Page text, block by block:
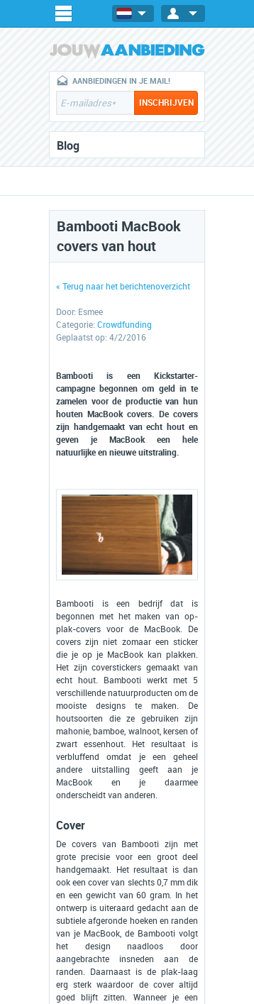
AANBIEDINGEN IN JE MAIL!
Blog
Bambooti MacBook
covers van hout
« Terug naar het berichtenoverzicht
Door: Esmee
Categorie: Crowdfunding
Geplaatst op: 4/2/2016
Bambooti is een Kickstarter-
campagne begonnen om geld in te
zamelen voor de productie van hun
houten MacBook covers. De covers
zijn handgemaakt van echt hout en
geven je MacBook een hele
natuurlijke en nieuwe uitstraling.
Bambooti is een bedrijf dat is
begonnen met het maken van op-
plak-covers voor de MacBook. De
covers zijn niet zomaar een sticker
die je op je MacBook kan plakken.
Het zijn coverstickers gemaakt van
echt hout. Bambooti werkt met 5
verschillende natuurproducten om de
mooiste designs te maken. De
houtsoorten die ze gebruiken zijn
mahonie, bamboe, walnoot, kersen of
zwart essenhout. Het resultaat is
verbluffend omdat je een geheel
andere uitstalling geeft aan je
MacBook en je daarmee
onderscheidt van anderen.
Cover
De covers van Bambooti zijn met
grote precisie voor een groot deel
handgemaakt. Het resultaat is dan
ook een cover van slechts 0,7 mm dik
en een gewicht van 60 gram. In het
ontwerp is uiteraard gedacht aan de
subtiele afgeronde hoeken en randen
van je MacBook, de Bambooti volgt
het design naadloos door
aangebrachte insneden aan de
randen. Daarnaast is de plak-laag
erg sterk waardoor de cover altijd
goed blijft zitten. Wanneer je een